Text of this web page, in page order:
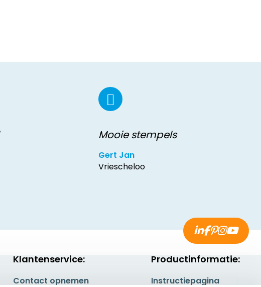
Mooie stempels
Gert Jan
Vriescheloo
Klantenservice:
Contact opnemen
Productinformatie:
Instructiepagina